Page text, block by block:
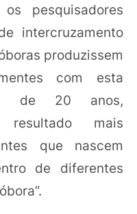
pesquisadores
intercruzamento
produzissem
com esta
de 20 anos,
mais
que nascem
de diferentes